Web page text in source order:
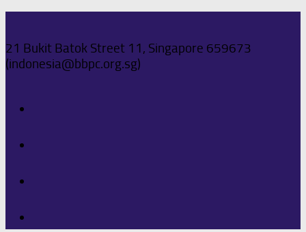
21 Bukit Batok Street 11, Singapore 659673
(indonesia@bbpc.org.sg)